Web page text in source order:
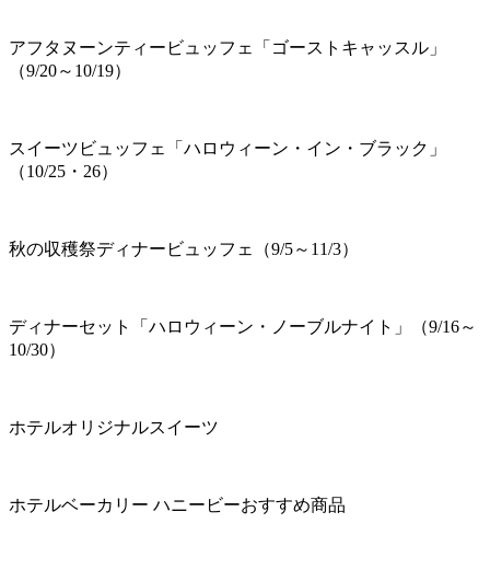
アフタヌーンティービュッフェ「ゴーストキャッスル」
（9/20～10/19）
スイーツビュッフェ「ハロウィーン・イン・ブラック」
（10/25・26）
秋の収穫祭ディナービュッフェ（9/5～11/3）
ディナーセット「ハロウィーン・ノーブルナイト」（9/16～
10/30）
ホテルオリジナルスイーツ
ホテルベーカリー ハニービーおすすめ商品